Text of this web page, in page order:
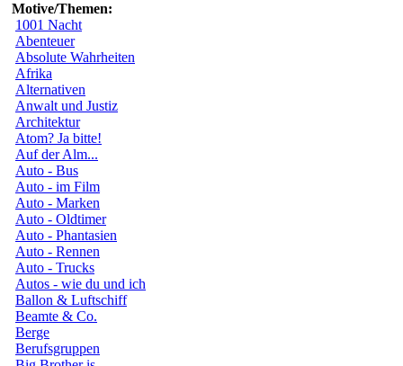
Motive/Themen:
1001 Nacht
Abenteuer
Absolute Wahrheiten
Afrika
Alternativen
Anwalt und Justiz
Architektur
Atom? Ja bitte!
Auf der Alm...
Auto - Bus
Auto - im Film
Auto - Marken
Auto - Oldtimer
Auto - Phantasien
Auto - Rennen
Auto - Trucks
Autos - wie du und ich
Ballon & Luftschiff
Beamte & Co.
Berge
Berufsgruppen